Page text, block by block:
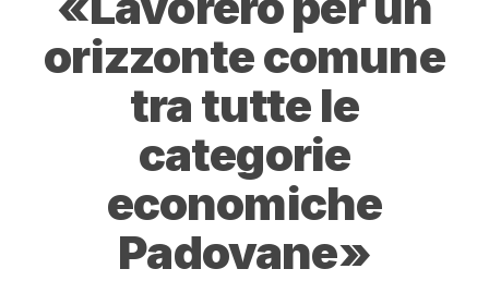
orizzonte comune
tra tutte le
categorie
economiche
Padovane»